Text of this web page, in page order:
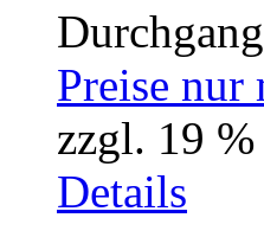
Preise
zzgl. 19
Details